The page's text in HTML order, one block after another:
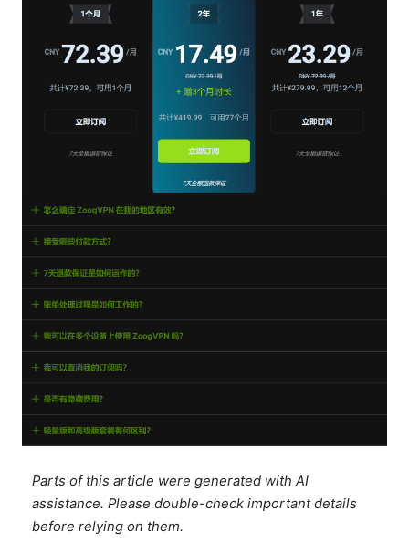
Parts of this article were generated with AI
assistance. Please double-check important details
before relying on them.